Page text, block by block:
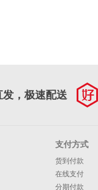
发，极速配送
支付方式
货到付款
在线支付
分期付款